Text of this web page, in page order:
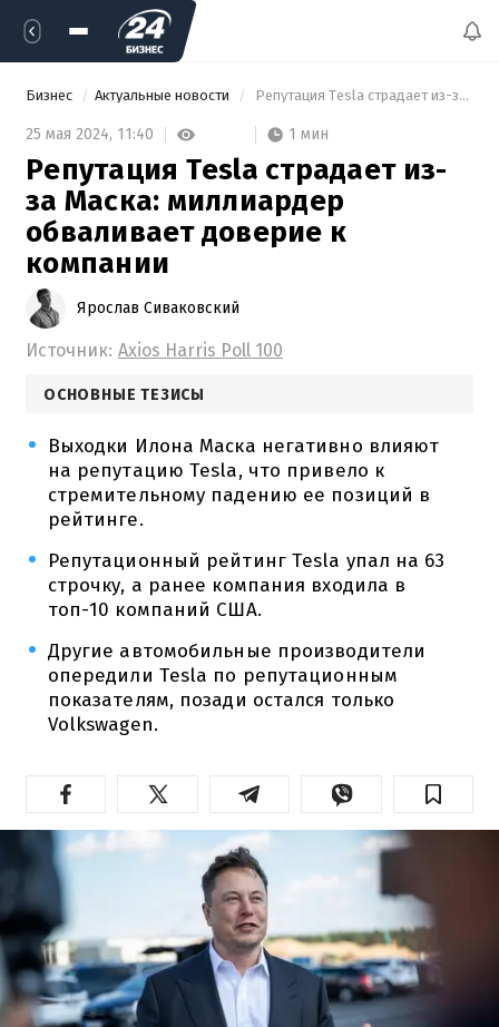
Бизнес Актуальные новости Репутация Tesla страдает из-за Маска: миллиардер обваливает доверие к компании
25 мая 2024, 11:40 1 мин
Репутация Tesla страдает из-
за Маска: миллиардер
обваливает доверие к
компании
Ярослав Сиваковский
Источник: Axios Harris Poll 100
ОСНОВНЫЕ ТЕЗИСЫ
Выходки Илона Маска негативно влияют
на репутацию Tesla, что привело к
стремительному падению ее позиций в
рейтинге.
Репутационный рейтинг Tesla упал на 63
строчку, а ранее компания входила в
топ-10 компаний США.
Другие автомобильные производители
опередили Tesla по репутационным
показателям, позади остался только
Volkswagen.